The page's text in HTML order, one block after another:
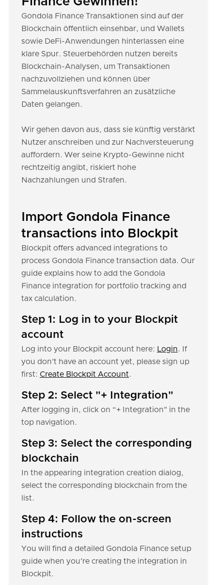
Gondola Finance Transaktionen sind auf der
Blockchain öffentlich einsehbar, und Wallets
sowie DeFi-Anwendungen hinterlassen eine
klare Spur. Steuerbehörden nutzen bereits
Blockchain-Analysen, um Transaktionen
nachzuvollziehen und können über
Sammelauskunftsverfahren an zusätzliche
Daten gelangen.
Wir gehen davon aus, dass sie künftig verstärkt
Nutzer anschreiben und zur Nachversteuerung
auffordern. Wer seine Krypto-Gewinne nicht
rechtzeitig angibt, riskiert hohe
Nachzahlungen und Strafen.
Import Gondola Finance
transactions into Blockpit
Blockpit offers advanced integrations to
process Gondola Finance transaction data. Our
guide explains how to add the Gondola
Finance integration for portfolio tracking and
tax calculation.
Step 1: Log in to your Blockpit
account
Log into your Blockpit account here: Login. If
you don’t have an account yet, please sign up
first: Create Blockpit Account.
Step 2: Select "+ Integration"
After logging in, click on “+ Integration" in the
top navigation.
Step 3: Select the corresponding
blockchain
In the appearing integration creation dialog,
select the corresponding blockchain from the
list.
Step 4: Follow the on-screen
instructions
You will find a detailed Gondola Finance setup
guide when you're creating the integration in
Blockpit.